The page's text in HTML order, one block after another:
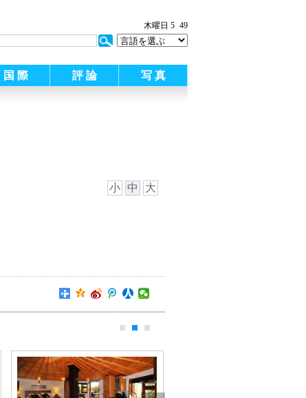
木曜日 5 49
国 際 評 論 写 真
小 中 大